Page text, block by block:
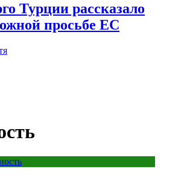
Турции рассказало
просьбе ЕС